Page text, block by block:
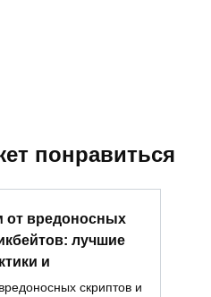
понравиться
от вредоносных
лучшие
и
скриптов и